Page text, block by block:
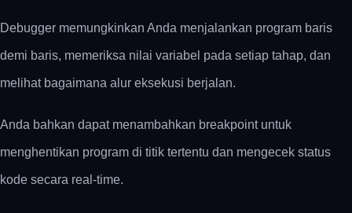
Debugger memungkinkan Anda menjalankan program baris
demi baris, memeriksa nilai variabel pada setiap tahap, dan
melihat bagaimana alur eksekusi berjalan.
Anda bahkan dapat menambahkan breakpoint untuk
menghentikan program di titik tertentu dan mengecek status
kode secara real-time.